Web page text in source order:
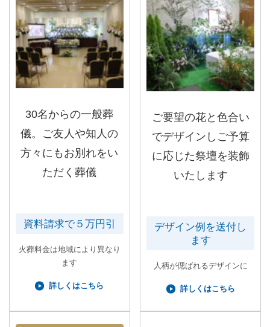
30名からの一般葬
儀。ご友人や知人の
方々にもお別れをい
ただく葬儀
資料請求で５万円引
火葬料金は地域により異なり
ます
詳しくはこちら
ご要望の花と色合い
でデザインしご予算
に応じた祭壇を装飾
いたします
デザイン例を送付し
ます
人柄が偲ばれるデザインに
詳しくはこちら